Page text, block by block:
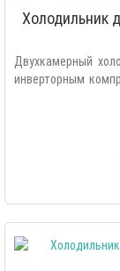
Холодильник
Двухкамерный
инверторным